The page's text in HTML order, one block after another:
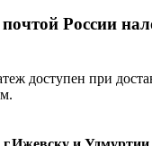
России
доступен при